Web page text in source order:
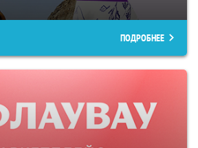
ПОДРОБНЕЕ